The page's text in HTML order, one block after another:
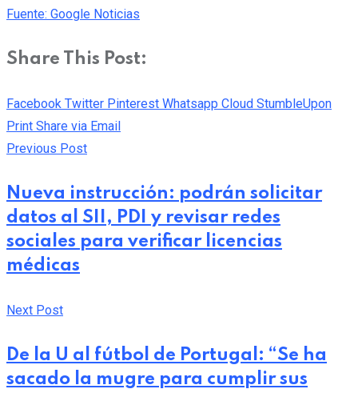
Fuente: Google Noticias
Share This Post:
Facebook Twitter Pinterest Whatsapp Cloud StumbleUpon
Print Share via Email
Previous Post
Nueva instrucción: podrán solicitar
datos al SII, PDI y revisar redes
sociales para verificar licencias
médicas
Next Post
De la U al fútbol de Portugal: “Se ha
sacado la mugre para cumplir sus